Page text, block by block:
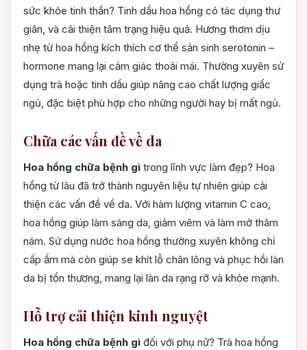
sức khỏe tinh thần? Tinh dầu hoa hồng có tác dụng thư
giãn, và cải thiện tâm trạng hiệu quả. Hương thơm dịu
nhẹ từ hoa hồng kích thích cơ thể sản sinh serotonin –
hormone mang lại cảm giác thoải mái. Thường xuyên sử
dụng trà hoặc tinh dầu giúp nâng cao chất lượng giấc
ngủ, đặc biệt phù hợp cho những người hay bị mất ngủ.
Chữa các vấn đề về da
Hoa hồng chữa bệnh gì trong lĩnh vực làm đẹp? Hoa
hồng từ lâu đã trở thành nguyên liệu tự nhiên giúp cải
thiện các vấn đề về da. Với hàm lượng vitamin C cao,
hoa hồng giúp làm sáng da, giảm viêm và làm mờ thâm
nám. Sử dụng nước hoa hồng thường xuyên không chỉ
cấp ẩm mà còn giúp se khít lỗ chân lông và phục hồi làn
da bị tổn thương, mang lại làn da rạng rỡ và khỏe mạnh.
Hỗ trợ cải thiện kinh nguyệt
Hoa hồng chữa bệnh gì đối với phụ nữ? Trà hoa hồng